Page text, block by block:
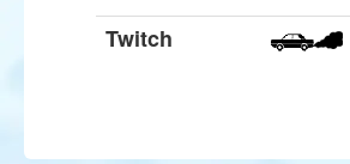
Twitch